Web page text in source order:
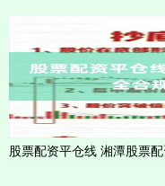
股票配资平仓线 湘潭股票